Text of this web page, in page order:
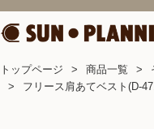
トップページ 商品一覧
フリース肩あてベスト(D-